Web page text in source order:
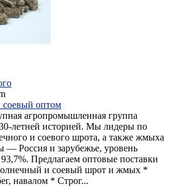
оптом
агропромышленная группа
летней историей. Мы лидеры по
и соевого шрота, а также жмыха
Россия и зарубежье, уровень
Предлагаем оптовые поставки
и соевый шрот и жмых *
навалом * Строг...